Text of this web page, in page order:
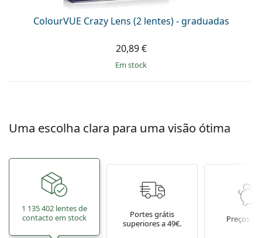
ColourVUE Crazy Lens (2 lentes) - graduadas
20,89 €
em stock
Uma escolha clara para uma visão ótima
1 135 402 lentes de
contacto em stock
Portes grátis
superiores a 49€.
Preços